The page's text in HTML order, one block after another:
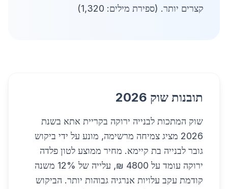
קצרים יותר. (ספירת מילים: 1,320)
תובנות שוק 2026
שוק המתכות לבנייה ירוקה בקריית אתא בשנת
2026 מציג צמיחה מרשימה, מונע על ידי ביקוש
גובר לבנייה בת קיימא. מחיר ממוצע לטון פלדה
ירוקה עומד על 4800 ₪, עלייה של 12% משנה
קודמת עקב עלויות אנרגיה גבוהות יותר. הביקוש